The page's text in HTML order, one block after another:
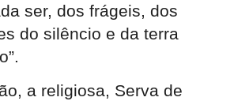
ser, dos frágeis, dos
do silêncio e da terra
a religiosa, Serva de